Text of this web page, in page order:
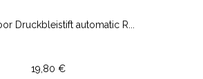
Druckbleistift automatic R...
19,80 €